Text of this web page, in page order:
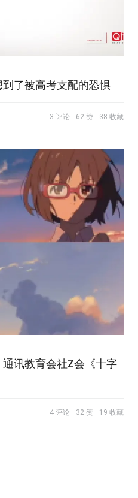
了被高考支配的恐惧
3 评论 62 赞 38 收藏
讯教育会社Z会《十字
4 评论 32 赞 19 收藏